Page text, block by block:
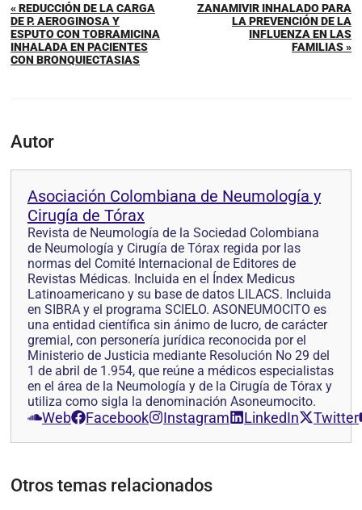
« REDUCCIÓN DE LA CARGA
DE P. AEROGINOSA Y
ESPUTO CON TOBRAMICINA
INHALADA EN PACIENTES
CON BRONQUIECTASIAS
ZANAMIVIR INHALADO PARA
LA PREVENCIÓN DE LA
INFLUENZA EN LAS
FAMILIAS »
Autor
Asociación Colombiana de Neumología y
Cirugía de Tórax
Revista de Neumología de la Sociedad Colombiana
de Neumología y Cirugía de Tórax regida por las
normas del Comité Internacional de Editores de
Revistas Médicas. Incluida en el Índex Medicus
Latinoamericano y su base de datos LILACS. Incluida
en SIBRA y el programa SCIELO. ASONEUMOCITO es
una entidad científica sin ánimo de lucro, de carácter
gremial, con personería jurídica reconocida por el
Ministerio de Justicia mediante Resolución No 29 del
1 de abril de 1.954, que reúne a médicos especialistas
en el área de la Neumología y de la Cirugía de Tórax y
utiliza como sigla la denominación Asoneumocito.
Web Facebook Instagram LinkedIn Twitter
Otros temas relacionados